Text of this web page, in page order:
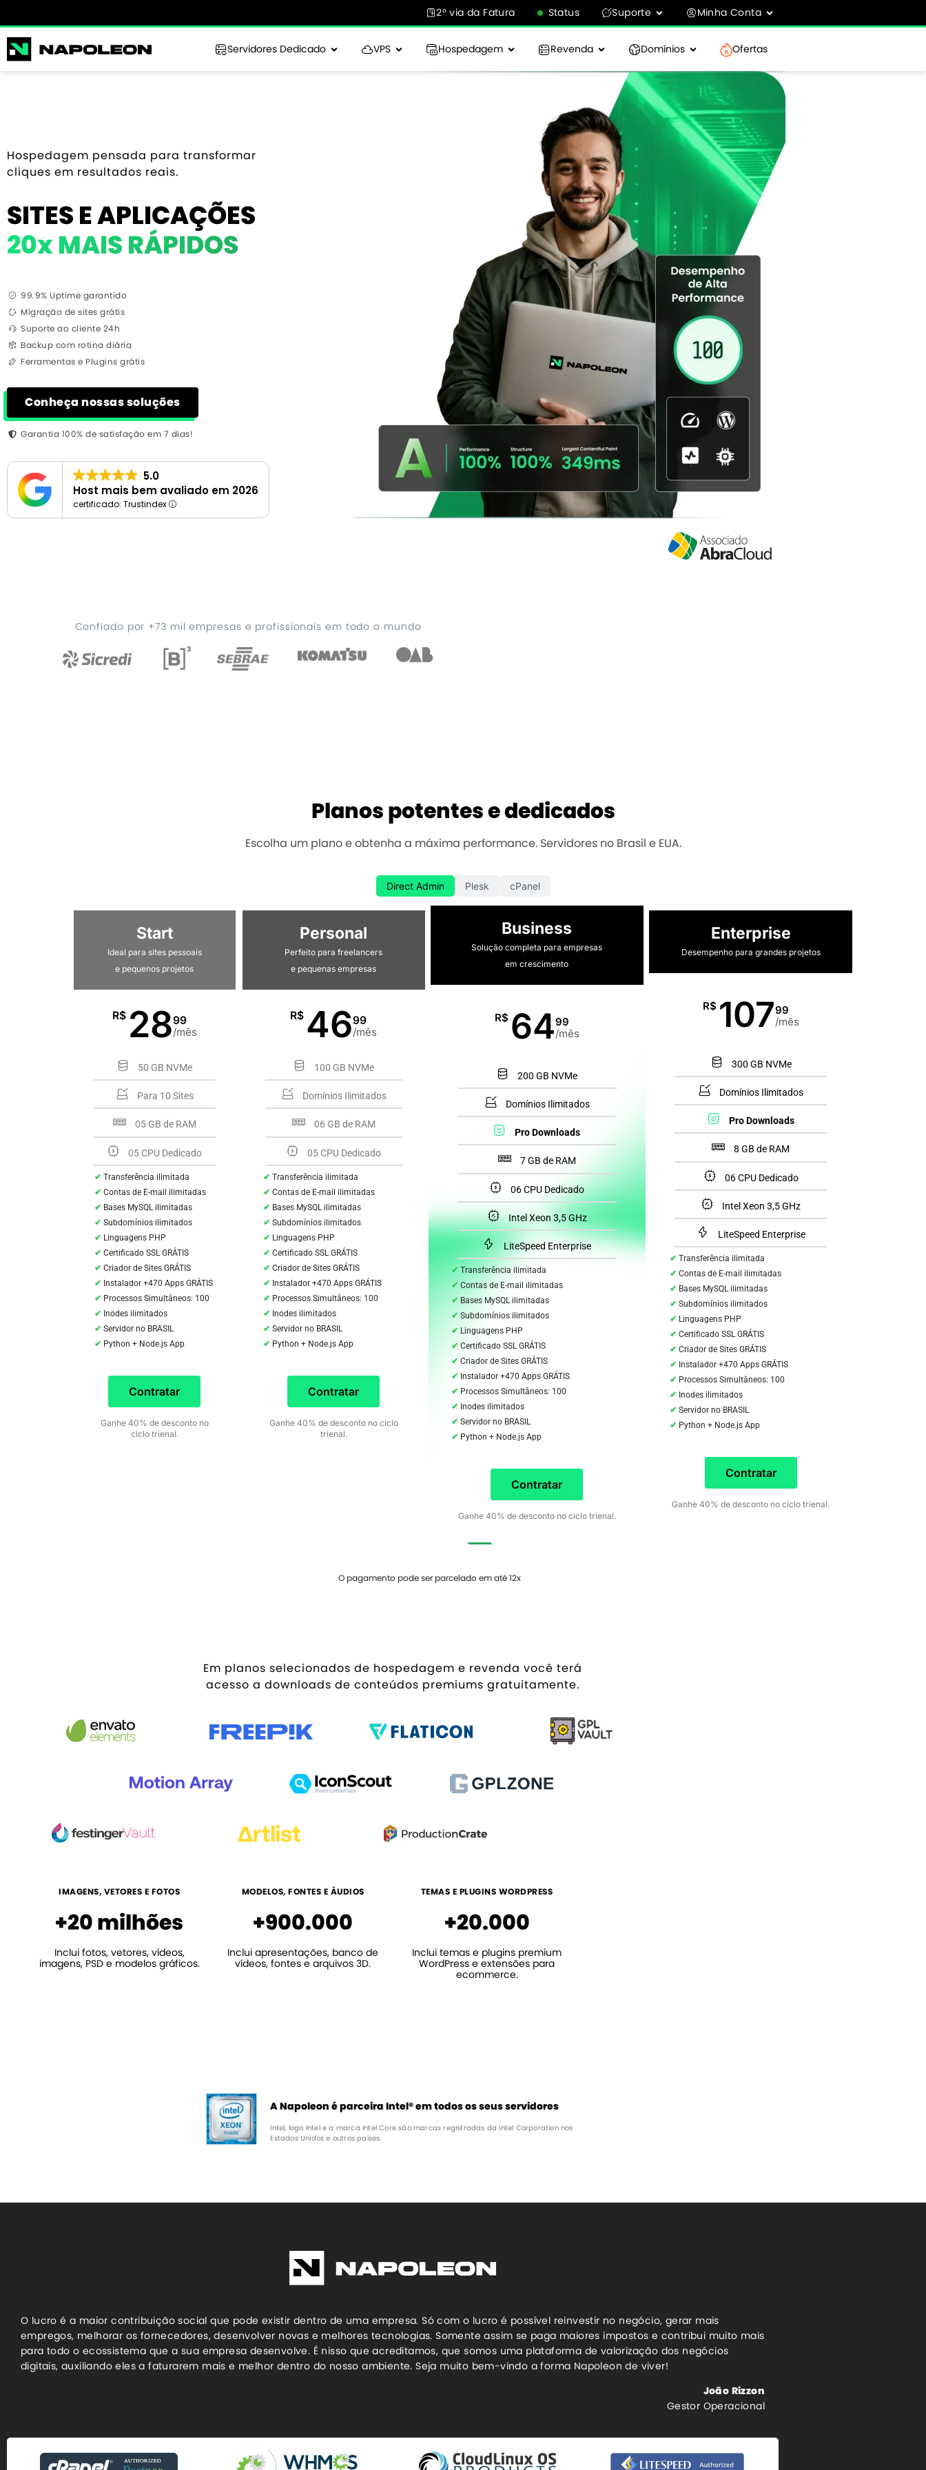
2° via da Fatura Status Suporte Minha Conta
Servidores Dedicado VPS Hospedagem Revenda Domínios Ofertas
Hospedagem pensada para transformar
cliques em resultados reais.
SITES E APLICAÇÕES
20x MAIS RÁPIDOS
99.9% Uptime garantido
Migração de sites grátis
Suporte ao cliente 24h
Backup com rotina diária
Ferramentas e Plugins grátis
Conheça nossas soluções
Garantia 100% de satisfação em 7 dias!
5.0
Host mais bem avaliado em 2026
certificado: Trustindex
Confiado por +73 mil empresas e profissionais em todo o mundo
Planos potentes e dedicados
Escolha um plano e obtenha a máxima performance. Servidores no Brasil e EUA.
Direct Admin Plesk cPanel
Start
Ideal para sites pessoais
e pequenos projetos
R$ 2899
/mês
50 GB NVMe
Para 10 Sites
05 GB de RAM
05 CPU Dedicado
Transferência ilimitada
Contas de E-mail ilimitadas
Bases MySQL ilimitadas
Subdomínios ilimitados
Linguagens PHP
Certificado SSL GRÁTIS
Criador de Sites GRÁTIS
Instalador +470 Apps GRÁTIS
Processos Simultâneos: 100
Inodes ilimitados
Servidor no BRASIL
Python + Node.js App
Contratar
Ganhe 40% de desconto no
ciclo trienal.
Personal
Perfeito para freelancers
e pequenas empresas
R$ 4699
/mês
100 GB NVMe
Domínios Ilimitados
06 GB de RAM
05 CPU Dedicado
Transferência ilimitada
Contas de E-mail ilimitadas
Bases MySQL ilimitadas
Subdomínios ilimitados
Linguagens PHP
Certificado SSL GRÁTIS
Criador de Sites GRÁTIS
Instalador +470 Apps GRÁTIS
Processos Simultâneos: 100
Inodes ilimitados
Servidor no BRASIL
Python + Node.js App
Contratar
Ganhe 40% de desconto no ciclo
trienal.
Business
Solução completa para empresas
em crescimento
R$ 6499
/mês
200 GB NVMe
Domínios Ilimitados
Pro Downloads
7 GB de RAM
06 CPU Dedicado
Intel Xeon 3,5 GHz
LiteSpeed Enterprise
Transferência ilimitada
Contas de E-mail ilimitadas
Bases MySQL ilimitadas
Subdomínios ilimitados
Linguagens PHP
Certificado SSL GRÁTIS
Criador de Sites GRÁTIS
Instalador +470 Apps GRÁTIS
Processos Simultâneos: 100
Inodes ilimitados
Servidor no BRASIL
Python + Node.js App
Contratar
Ganhe 40% de desconto no ciclo trienal.
MAIS POPULAR
Enterprise
Desempenho para grandes projetos
R$ 10799
/mês
300 GB NVMe
Domínios Ilimitados
Pro Downloads
8 GB de RAM
06 CPU Dedicado
Intel Xeon 3,5 GHz
LiteSpeed Enterprise
Transferência ilimitada
Contas de E-mail ilimitadas
Bases MySQL ilimitadas
Subdomínios ilimitados
Linguagens PHP
Certificado SSL GRÁTIS
Criador de Sites GRÁTIS
Instalador +470 Apps GRÁTIS
Processos Simultâneos: 100
Inodes ilimitados
Servidor no BRASIL
Python + Node.js App
Contratar
Ganhe 40% de desconto no ciclo trienal.
O pagamento pode ser parcelado em até 12x
Em planos selecionados de hospedagem e revenda você terá
acesso a downloads de conteúdos premiums gratuitamente.
IMAGENS, VETORES E FOTOS
+20 milhões
Inclui fotos, vetores, vídeos,
imagens, PSD e modelos gráficos.
MODELOS, FONTES E ÁUDIOS
+900.000
Inclui apresentações, banco de
vídeos, fontes e arquivos 3D.
TEMAS E PLUGINS WORDPRESS
+20.000
Inclui temas e plugins premium
WordPress e extensões para
ecommerce.
A Napoleon é parceira Intel® em todos os seus servidores
Intel, logo Intel e a marca Intel Core são marcas registradas da Intel Corporation nos
Estados Unidos e outros países.
O lucro é a maior contribuição social que pode existir dentro de uma empresa. Só com o lucro é possível reinvestir no negócio, gerar mais
empregos, melhorar os fornecedores, desenvolver novas e melhores tecnologias. Somente assim se paga maiores impostos e contribui muito mais
para todo o ecossistema que a sua empresa desenvolve. É nisso que acreditamos, que somos uma plataforma de valorização dos negócios
digitais, auxiliando eles a faturarem mais e melhor dentro do nosso ambiente. Seja muito bem-vindo a forma Napoleon de viver!
João Rizzon
Gestor Operacional